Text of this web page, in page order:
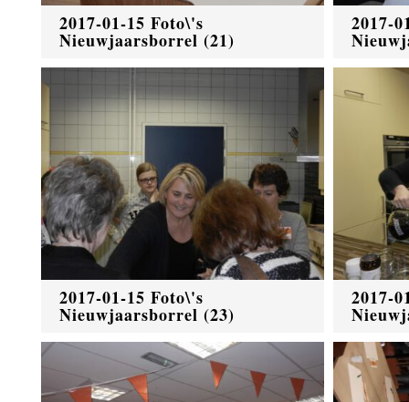
2017-01-15 Foto\'s
Nieuwjaarsborrel (21)
2017-01-15 Foto\'s
Nieuwjaarsborrel (23)
2017-
2017-